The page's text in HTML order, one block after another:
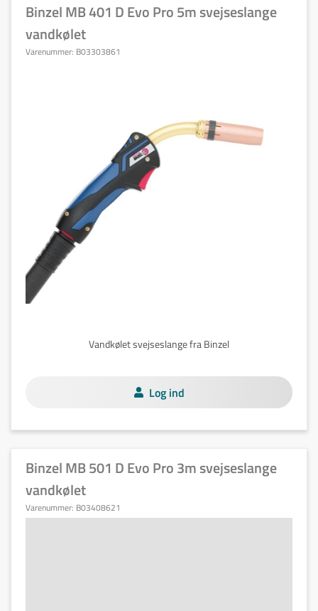
Binzel MB 401 D Evo Pro 5m svejseslange
vandkølet
Varenummer: B03303861
Vandkølet svejseslange fra Binzel
Log ind
Binzel MB 501 D Evo Pro 3m svejseslange
vandkølet
Varenummer: B03408621